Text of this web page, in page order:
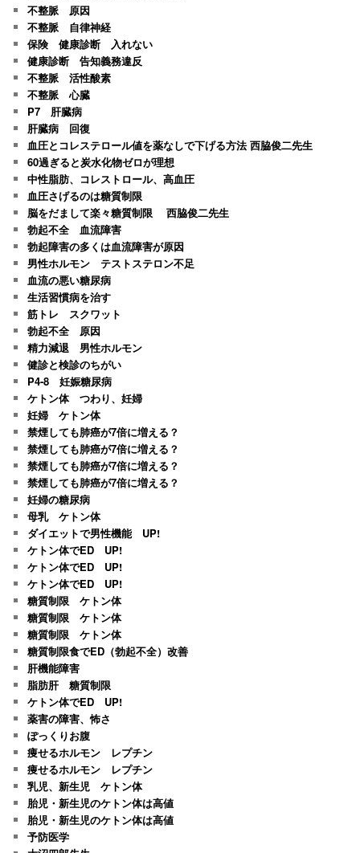
不整脈 原因
不整脈 自律神経
保険 健康診断 入れない
健康診断 告知義務違反
不整脈 活性酸素
不整脈 心臓
P7 肝臓病
肝臓病 回復
血圧とコレステロール値を薬なしで下げる方法 西脇俊二先生
60過ぎると炭水化物ゼロが理想
中性脂肪、コレストロール、高血圧
血圧さげるのは糖質制限
脳をだまして楽々糖質制限 西脇俊二先生
勃起不全 血流障害
勃起障害の多くは血流障害が原因
男性ホルモン テストステロン不足
血流の悪い糖尿病
生活習慣病を治す
筋トレ スクワット
勃起不全 原因
精力減退 男性ホルモン
健診と検診のちがい
P4-8 妊娠糖尿病
ケトン体 つわり、妊婦
妊婦 ケトン体
禁煙しても肺癌が7倍に増える？
禁煙しても肺癌が7倍に増える？
禁煙しても肺癌が7倍に増える？
禁煙しても肺癌が7倍に増える？
妊婦の糖尿病
母乳 ケトン体
ダイエットで男性機能 UP!
ケトン体でED UP!
ケトン体でED UP!
ケトン体でED UP!
糖質制限 ケトン体
糖質制限 ケトン体
糖質制限 ケトン体
糖質制限食でED（勃起不全）改善
肝機能障害
脂肪肝 糖質制限
ケトン体でED UP!
薬害の障害、怖さ
ぽっくりお腹
痩せるホルモン レプチン
痩せるホルモン レプチン
乳児、新生児 ケトン体
胎児・新生児のケトン体は高値
胎児・新生児のケトン体は高値
予防医学